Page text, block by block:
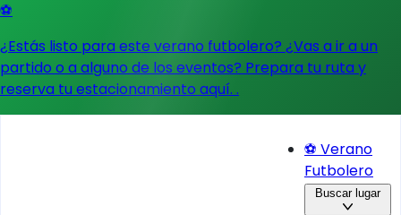
⚽
¿Estás listo para este verano futbolero? ¿Vas a ir a un
partido o a alguno de los eventos? Prepara tu ruta y
reserva tu estacionamiento aquí. .
⚽ Verano
Futbolero
Buscar lugar